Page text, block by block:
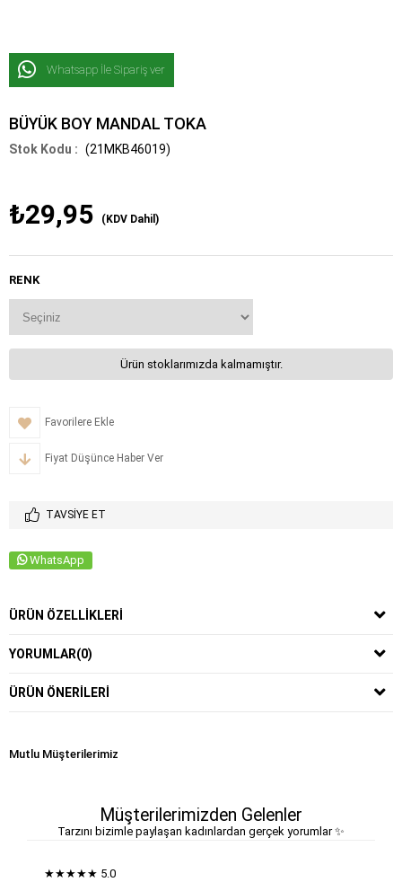
Whatsapp İle Sipariş ver
BÜYÜK BOY MANDAL TOKA
(21MKB46019)
₺29,95 (KDV Dahil)
RENK
Ürün stoklarımızda kalmamıştır.
Favorilere Ekle
Fiyat Düşünce Haber Ver
TAVSIYE ET
WhatsApp
ÜRÜN ÖZELLIKLERI
YORUMLAR(0)
ÜRÜN ÖNERILERI
Mutlu Müşterilerimiz
Müşterilerimizden Gelenler
Tarzını bizimle paylaşan kadınlardan gerçek yorumlar ✨
★★★★★ 5.0